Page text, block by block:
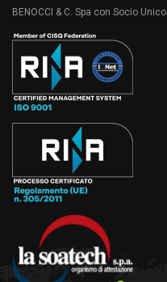
BENOCCI & C. Spa con Socio Unico